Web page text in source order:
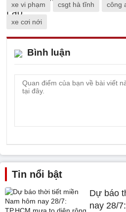
xe vi phạm csgt hà tĩnh công
xe cơi nới
Bình luận
Tin nổi bật
Dự báo
nay 28/